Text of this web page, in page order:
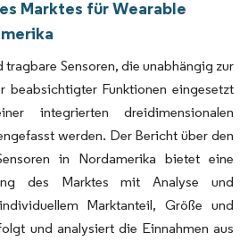
Marktes für Wearable
tragbare Sensoren, die unabhängig zur
beabsichtigter Funktionen eingesetzt
integrierten dreidimensionalen
werden. Der Bericht über den
in Nordamerika bietet eine
des Marktes mit Analyse und
Marktanteil, Größe und
und analysiert die Einnahmen aus